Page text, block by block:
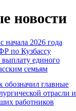
новости
начала 2026 года
по Кузбассу
единого
семьям
обозначил главные
отрасли и
работников